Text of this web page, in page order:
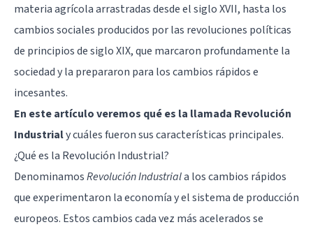
materia agrícola arrastradas desde el siglo XVII, hasta los
cambios sociales producidos por las revoluciones políticas
de principios de siglo XIX, que marcaron profundamente la
sociedad y la prepararon para los cambios rápidos e
incesantes.
En este artículo veremos qué es la llamada Revolución
Industrialy cuáles fueron sus características principales.
¿Qué es la Revolución Industrial?
DenominamosRevolución Industriala los cambios rápidos
que experimentaron la economía y el sistema de producción
europeos. Estos cambios cada vez más acelerados se